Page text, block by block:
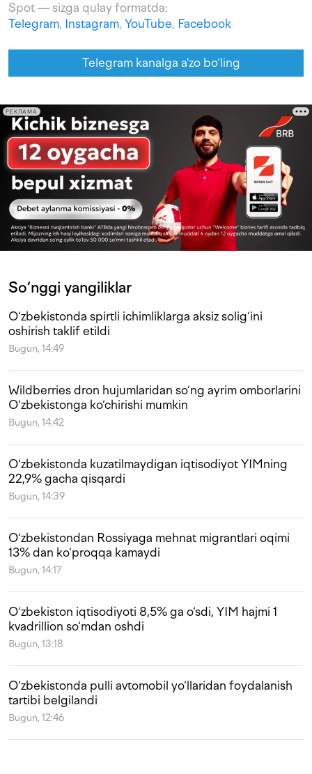
Spot — sizga qulay formatda:
Telegram, Instagram, YouTube, Facebook
Telegram kanalga a'zo bo‘ling
РЕКЛАМА
So‘nggi yangiliklar
O‘zbekistonda spirtli ichimliklarga aksiz solig‘ini
oshirish taklif etildi
Bugun, 14:49
Wildberries dron hujumlaridan so‘ng ayrim omborlarini
O‘zbekistonga ko‘chirishi mumkin
Bugun, 14:42
O‘zbekistonda kuzatilmaydigan iqtisodiyot YIMning
22,9% gacha qisqardi
Bugun, 14:39
O‘zbekistondan Rossiyaga mehnat migrantlari oqimi
13% dan ko‘proqqa kamaydi
Bugun, 14:17
O‘zbekiston iqtisodiyoti 8,5% ga o‘sdi, YIM hajmi 1
kvadrillion so‘mdan oshdi
Bugun, 13:18
O‘zbekistonda pulli avtomobil yo‘llaridan foydalanish
tartibi belgilandi
Bugun, 12:46